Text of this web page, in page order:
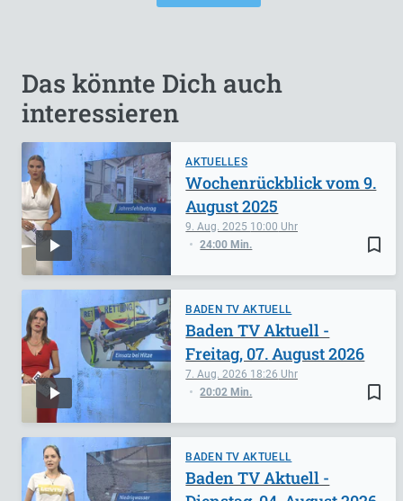
Das könnte Dich auch
interessieren
AKTUELLES
bookmark_border
9. Aug. 2025 10:00
24:00 Min.
Wochenrückblick vom 9.
August 2025
BADEN TV AKTUELL
bookmark_border
7. Aug. 2026 18:26
20:02 Min.
Baden TV Aktuell -
Freitag, 07. August 2026
BADEN TV AKTUELL
Baden TV Aktuell -